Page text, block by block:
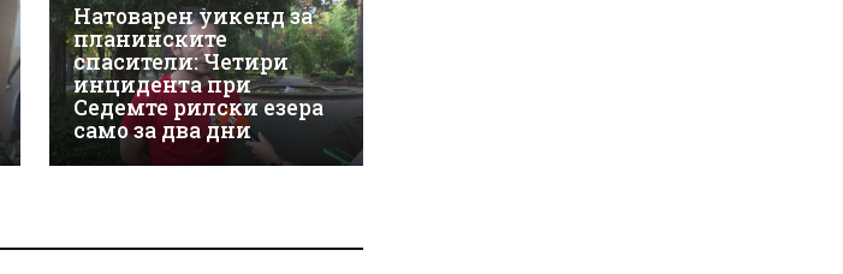
Натоварен уикенд за
планинските
спасители: Четири
инцидента при
Седемте рилски езера
само за два дни